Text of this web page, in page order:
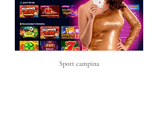
Sport campina